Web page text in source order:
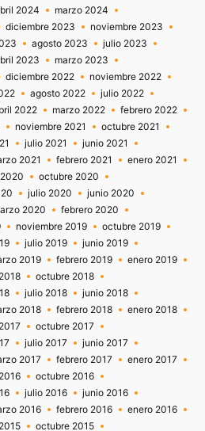
2024
marzo 2024
diciembre 2023
noviembre 2023
agosto 2023
julio 2023
2023
marzo 2023
diciembre 2022
noviembre 2022
agosto 2022
julio 2022
2022 marzo 2022
febrero 2022
noviembre 2021
octubre 2021
julio 2021
junio 2021
2021 febrero 2021
enero 2021
octubre 2020
julio 2020
junio 2020
2020
febrero 2020
noviembre 2019
octubre 2019
julio 2019
junio 2019
2019 febrero 2019
enero 2019
octubre 2018
julio 2018
junio 2018
2018 febrero 2018
enero 2018
octubre 2017
julio 2017
junio 2017
2017 febrero 2017
enero 2017
octubre 2016
julio 2016
junio 2016
2016 febrero 2016
enero 2016
octubre 2015